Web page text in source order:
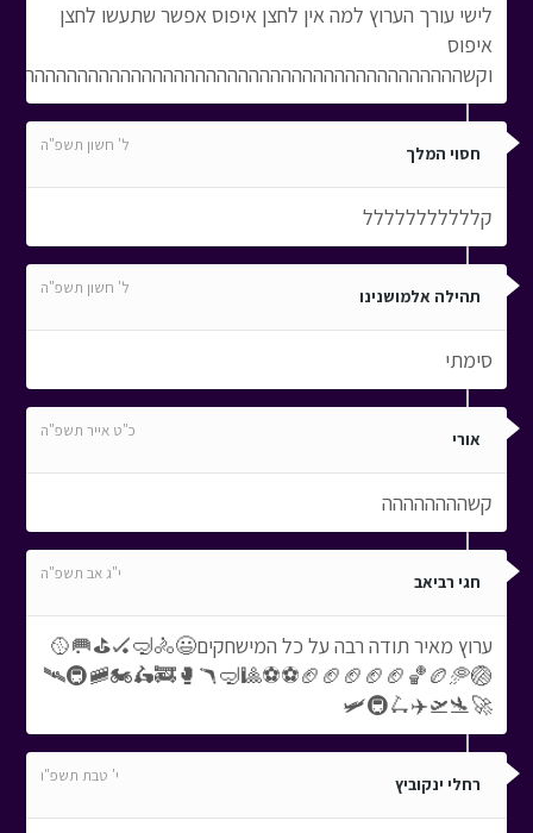
לישי עורך הערוץ למה אין לחצן איפוס אפשר שתעשו לחצן
איפוס
חסוי המלך ל' חשון תשפ"ה
קללללללללללל
תהילה אלמושנינו ל' חשון תשפ"ה
סימתי
אורי כ"ט אייר תשפ"ה
קשהההההההה
חגי רביאב י"ג אב תשפ"ה
ערוץ מאיר תודה רבה על כל המישחקים😃🚴🤿🏑⛳🥅🥎
🏐🥏🏉🏀🏈🏈🏈🏈🏈⚽⚽🎱🤿🪃🥊🚒🛵🏍️🚞🚇🛰️
🚀🛬🛫✈️🛴🚇🛩️
רחלי ינקוביץ י' טבת תשפ"ו